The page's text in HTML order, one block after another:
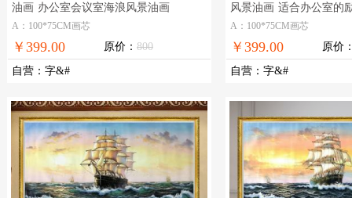
油画 办公室会议室海浪风景油画
A：100*75CM画芯
￥399.00 原价： 800
自营 ： 字&#
风景油画 适合办公室的
景油画
A：100*75CM画芯
￥399.00 原价
自营 ： 字&#